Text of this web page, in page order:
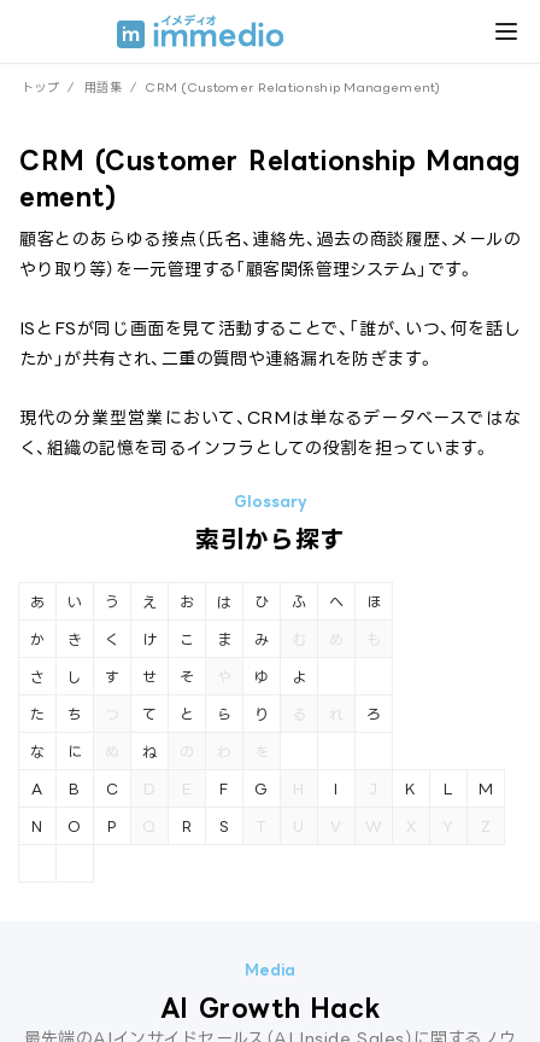
トップ / 用語集 / CRM (Customer Relationship Management)
CRM (Customer Relationship Manag
ement)
顧客とのあらゆる接点（氏名、連絡先、過去の商談履歴、メールの
やり取り等）を一元管理する「顧客関係管理システム」です。
ISとFSが同じ画面を見て活動することで、「誰が、いつ、何を話し
たか」が共有され、二重の質問や連絡漏れを防ぎます。
現代の分業型営業において、CRMは単なるデータベースではな
く、組織の記憶を司るインフラとしての役割を担っています。
索引から探す
あ い う え お
か き く け こ
さ し す せ そ
た ち つ て と
な に ぬ ね の
は ひ ふ へ ほ
ま み む め も
や ゆ よ
ら り る れ ろ
わ を
A B C D E F G H I J K L M
N O P Q R S T U V W X Y Z
AI Growth Hack
最先端のAIインサイドセールス（AI Inside Sales）に関するノウ